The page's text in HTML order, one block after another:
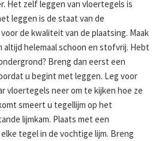
Het zelf leggen van vloertegels is
leggen is de staat van de
de kwaliteit van de plaatsing. Maak
altijd helemaal schoon en stofvrij. Hebt
Breng dan eerst een
u begint met leggen. Leg voor
vloertegels neer om te kijken hoe ze
smeert u tegellijm op het
lijmkam. Plaats met een
tegel in de vochtige lijm. Breng